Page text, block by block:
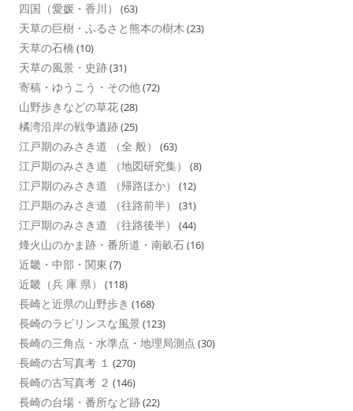
四国（愛媛・香川） (63)
天草の巨樹・ふるさと熊本の樹木 (23)
天草の石橋 (10)
天草の風景・史跡(31)
寄稿・ゆうこう・その他(72)
山野歩きなどの草花(28)
橘湾沿岸の戦争遺跡(25)
江戸期のみさき道 （全 般） (63)
江戸期のみさき道 （地図研究集） (8)
江戸期のみさき道 （帰路ほか） (12)
江戸期のみさき道 （往路前半） (31)
江戸期のみさき道 （往路後半） (44)
烽火山のかま跡・番所道・南畝石(16)
近畿・中部・関東 (7)
近畿（兵 庫 県） (118)
長崎と近県の山野歩き (168)
長崎のラビリンスな風景 (123)
長崎の三角点・水準点・地理局測点 (30)
長崎の古写真考 １ (270)
長崎の古写真考 ２ (146)
長崎の台場・番所など跡(22)